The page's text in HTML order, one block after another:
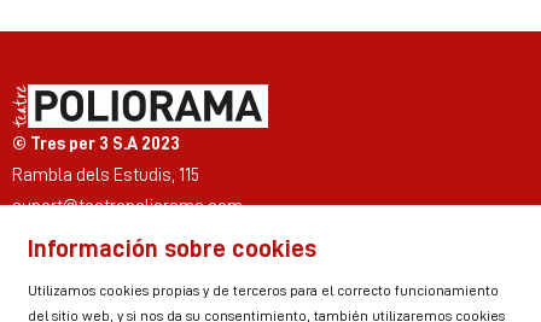
© Tres per 3 S.A 2023
Rambla dels Estudis, 115
suport@teatrepoliorama.com
Link a instagram
Link a youtube
Link a twitter
Link a facebook
Link a ticktok
Link a linkedin
Información sobre cookies
Utilizamos cookies propias y de terceros para el correcto funcionamiento
del sitio web, y si nos da su consentimiento, también utilizaremos cookies